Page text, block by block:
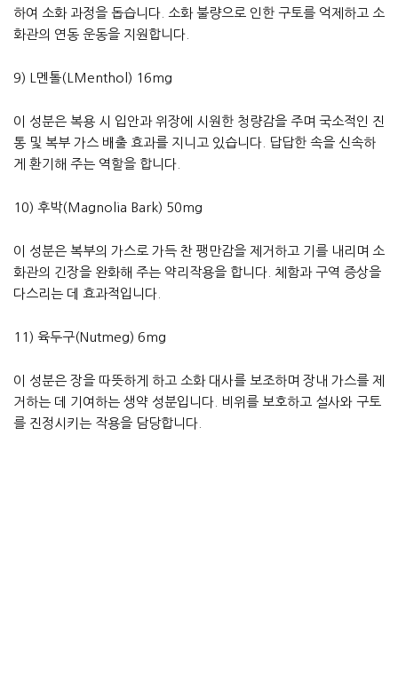
하여 소화 과정을 돕습니다. 소화 불량으로 인한 구토를 억제하고 소
화관의 연동 운동을 지원합니다.
9) L멘톨(LMenthol) 16mg
이 성분은 복용 시 입안과 위장에 시원한 청량감을 주며 국소적인 진
통 및 복부 가스 배출 효과를 지니고 있습니다. 답답한 속을 신속하
게 환기해 주는 역할을 합니다.
10) 후박(Magnolia Bark) 50mg
이 성분은 복부의 가스로 가득 찬 팽만감을 제거하고 기를 내리며 소
화관의 긴장을 완화해 주는 약리작용을 합니다. 체함과 구역 증상을
다스리는 데 효과적입니다.
11) 육두구(Nutmeg) 6mg
이 성분은 장을 따뜻하게 하고 소화 대사를 보조하며 장내 가스를 제
거하는 데 기여하는 생약 성분입니다. 비위를 보호하고 설사와 구토
를 진정시키는 작용을 담당합니다.